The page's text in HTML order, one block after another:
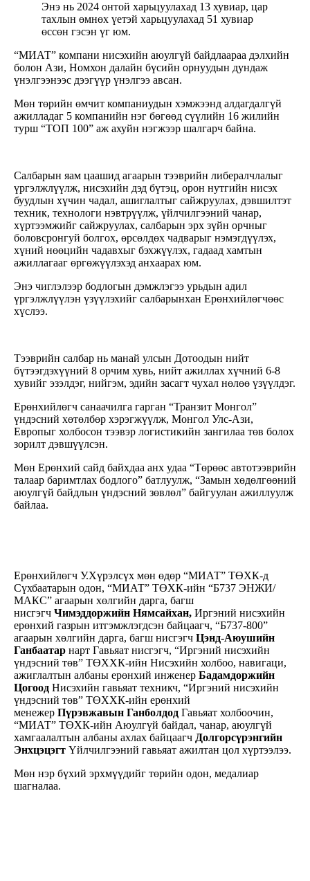
Энэ нь 2024 онтой харьцуулахад 13 хувиар, цар
тахлын өмнөх үетэй харьцуулахад 51 хувиар
өссөн гэсэн үг юм.
“МИАТ” компани нисэхийн аюулгүй байдлаараа дэлхийн
болон Ази, Номхон далайн бүсийн орнуудын дундаж
үнэлгээнээс дээгүүр үнэлгээ авсан.
Мөн төрийн өмчит компаниудын хэмжээнд алдагдалгүй
ажилладаг 5 компанийн нэг бөгөөд сүүлийн 16 жилийн
турш “ТОП 100” аж ахуйн нэгжээр шалгарч байна.
Салбарын яам цаашид агаарын тээврийн либералчлалыг
үргэлжлүүлж, нисэхийн дэд бүтэц, орон нутгийн нисэх
буудлын хүчин чадал, ашиглалтыг сайжруулах, дэвшилтэт
техник, технологи нэвтрүүлж, үйлчилгээний чанар,
хүртээмжийг сайжруулах, салбарын эрх зүйн орчныг
боловсронгуй болгох, өрсөлдөх чадварыг нэмэгдүүлэх,
хүний нөөцийн чадавхыг бэхжүүлэх, гадаад хамтын
ажиллагааг өргөжүүлэхэд анхаарах юм.
Энэ чиглэлээр бодлогын дэмжлэгээ урьдын адил
үргэлжлүүлэн үзүүлэхийг салбарынхан Ерөнхийлөгчөөс
хүслээ.
Тээврийн салбар нь манай улсын Дотоодын нийт
бүтээгдэхүүний 8 орчим хувь, нийт ажиллах хүчний 6-8
хувийг эзэлдэг, нийгэм, эдийн засагт чухал нөлөө үзүүлдэг.
Ерөнхийлөгч санаачилга гарган “Транзит Монгол”
үндэсний хөтөлбөр хэрэгжүүлж, Монгол Улс-Ази,
Европыг холбосон тээвэр логистикийн зангилаа төв болох
зорилт дэвшүүлсэн.
Мөн Ерөнхий сайд байхдаа анх удаа “Төрөөс автотээврийн
талаар баримтлах бодлого” батлуулж, “Замын хөдөлгөөний
аюулгүй байдлын үндэсний зөвлөл” байгуулан ажиллуулж
байлаа.
Ерөнхийлөгч У.Хүрэлсүх мөн өдөр “МИАТ” ТӨХК-д
Сүхбаатарын одон, “МИАТ” ТӨХК-ийн “Б737 ЭНЖИ/
МAКС” агаарын хөлгийн дарга, багш
нисгэгч Чимэддоржийн Нямсайхан, Иргэний нисэхийн
ерөнхий газрын итгэмжлэгдсэн байцаагч, “Б737-800”
агаарын хөлгийн дарга, багш нисгэгч Цэнд-Аюушийн
Ганбаатар нарт Гавьяат нисгэгч, “Иргэний нисэхийн
үндэсний төв” ТӨХХК-ийн Нисэхийн холбоо, навигаци,
ажиглалтын албаны ерөнхий инженер Бадамдоржийн
Цогоод Нисэхийн гавьяат техникч, “Иргэний нисэхийн
үндэсний төв” ТӨХХК-ийн ерөнхий
менежер Пүрэвжавын Ганболдод Гавьяат холбоочин,
“МИАТ” ТӨХК-ийн Аюулгүй байдал, чанар, аюулгүй
хамгаалалтын албаны ахлах байцаагч Долгорсүрэнгийн
Энхцэцэгт Үйлчилгээний гавьяат ажилтан цол хүртээлээ.
Мөн нэр бүхий эрхмүүдийг төрийн одон, медалиар
шагналаа.